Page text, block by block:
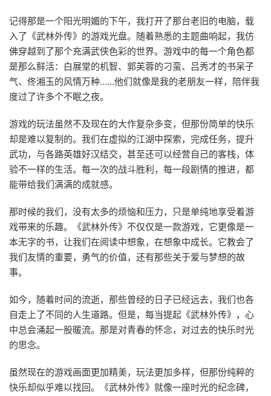
记得那是一个阳光明媚的下午，我打开了那台老旧的电脑，载
入了《武林外传》的游戏光盘。随着熟悉的主题曲响起，我仿
佛穿越到了那个充满武侠色彩的世界。游戏中的每一个角色都
是那么鲜活：白展堂的机智、郭芙蓉的刁蛮、吕秀才的书呆子
气、佟湘玉的风情万种……他们就像是我的老朋友一样，陪伴我
度过了许多个不眠之夜。
游戏的玩法虽然不及现在的大作复杂多变，但那份简单的快乐
却是难以复制的。我们在虚拟的江湖中探索，完成任务，提升
武功，与各路英雄好汉结交，甚至还可以经营自己的客栈，体
验不一样的生活。每一次的战斗胜利，每一段剧情的推进，都
能带给我们满满的成就感。
那时候的我们，没有太多的烦恼和压力，只是单纯地享受着游
戏带来的乐趣。《武林外传》不仅仅是一款游戏，它更像是一
本无字的书，让我们在阅读中想象，在想象中成长。它教会了
我们友情的重要，勇气的价值，还有那些关于爱与梦想的故
事。
如今，随着时间的流逝，那些曾经的日子已经远去，我们也各
自走上了不同的人生道路。但是，每当提起《武林外传》，心
中总会涌起一股暖流。那是对青春的怀念，对过去的快乐时光
的思念。
虽然现在的游戏画面更加精美，玩法更加多样，但那份纯粹的
快乐却似乎难以找回。《武林外传》就像一座时光的纪念碑，